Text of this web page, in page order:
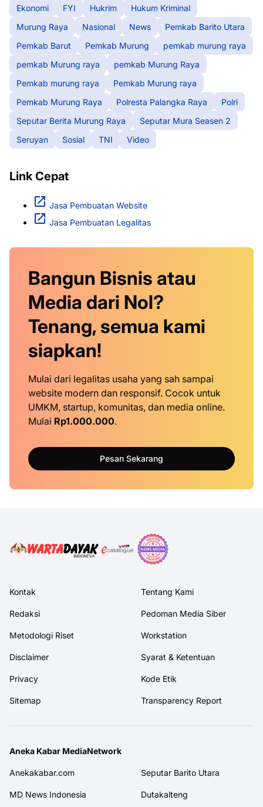
Ekonomi
FYI Hukrim
Hukum Kriminal
Murung Raya
Nasional News
Pemkab Barito Utara
Pemkab Barut
Pemkab Murung
pemkab murung raya
pemkab Murung raya
pemkab Murung Raya
Pemkab murung raya
Pemkab Murung raya
Pemkab Murung Raya
Polresta Palangka Raya
Polri
Seputar Berita Murung Raya
Seputar Mura Seasen 2
Seruyan
Sosial TNI Video
Link Cepat
Jasa Pembuatan Website
Jasa Pembuatan Legalitas
Bangun Bisnis atau
Media dari Nol?
Tenang, semua kami
siapkan!
Mulai dari legalitas usaha yang sah sampai
website modern dan responsif. Cocok untuk
UMKM, startup, komunitas, dan media online.
Mulai Rp1.000.000.
Pesan Sekarang
Kontak Tentang Kami
Redaksi Pedoman Media Siber
Metodologi Riset Workstation
Disclaimer Syarat & Ketentuan
Privacy Kode Etik
Sitemap Transparency Report
Aneka Kabar MediaNetwork
Anekakabar.com Seputar Barito Utara
MD News Indonesia Dutakalteng